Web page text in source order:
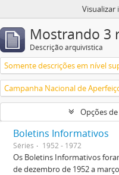
Visualizar
Mostrando 3
Descrição arquivística
Somente descrições em nível
Opções
Boletins Informativos
Séries 1952 - 1972
Os Boletins Informativos
de dezembro de 1952 a